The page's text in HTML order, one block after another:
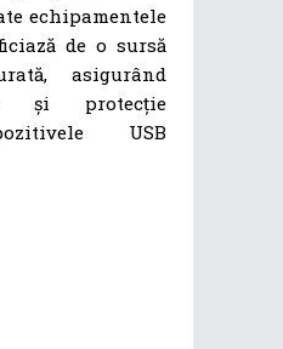
echipamentele
de o sursă
asigurând
și protecție
USB